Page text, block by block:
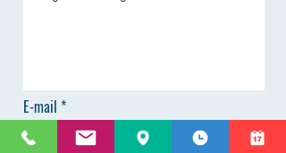
E-mail